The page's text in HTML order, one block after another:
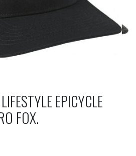
EPICYCLE
FOX.